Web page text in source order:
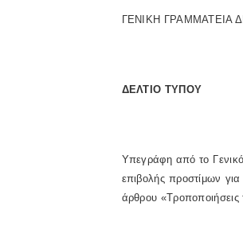
ΓΕΝΙΚΗ ΓΡΑΜΜΑΤΕΙΑ
ΔΕΛΤΙΟ ΤΥΠΟΥ
Υπεγράφη από το
επιβολής προστίμων
άρθρου